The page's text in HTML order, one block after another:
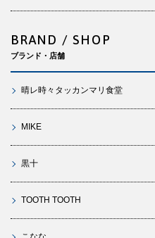
BRAND / SHOP
ブランド・店舗
晴レ時々タッカンマリ食堂
MIKE
黒十
TOOTH TOOTH